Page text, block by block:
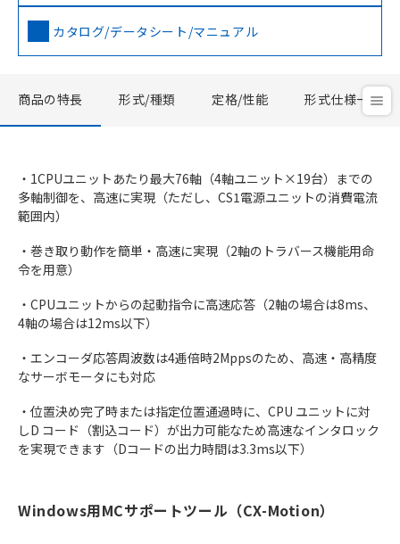
カタログ/データシート/マニュアル
商品の特長 形式/種類 定格/性能 形式仕様一覧
・1CPUユニットあたり最大76軸（4軸ユニット×19台）までの
多軸制御を、高速に実現（ただし、CS1電源ユニットの消費電流
範囲内）
・巻き取り動作を簡単・高速に実現（2軸のトラバース機能用命
令を用意）
・CPUユニットからの起動指令に高速応答（2軸の場合は8ms、
4軸の場合は12ms以下）
・エンコーダ応答周波数は4逓倍時2Mppsのため、高速・高精度
なサーボモータにも対応
・位置決め完了時または指定位置通過時に、CPU ユニットに対
しD コード（割込コード）が出力可能なため高速なインタロック
を実現できます（Dコードの出力時間は3.3ms以下）
Windows用MCサポートツール（CX-Motion）